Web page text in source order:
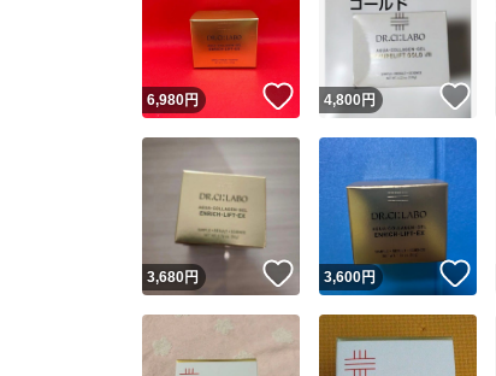
6,980円 いいね！
4,800円
3,680円 いいね！
3,600円